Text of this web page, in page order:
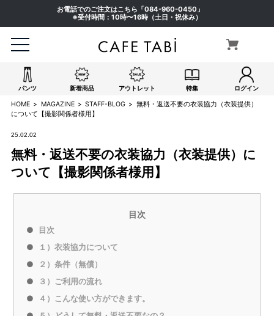
お電話でのご注文はこちら「084-960-0450 」
※受付時間：10時〜16時（土日・祝休み）
パンツ 新着商品 アウトレット 特集 ログイン
HOME MAGAZINE STAFF-BLOG
無料・返送不要の衣装協力（衣装提供）
について【撮影関係者様用】
25.02.02
無料・返送不要の衣装協力（衣装提供）に
ついて【撮影関係者様用】
目次
目次
１）衣装協力について
２）条件（無償）
３）ご利用の流れ
４）こんな使い方ができます。